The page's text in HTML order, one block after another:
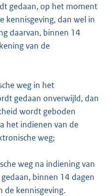
gedaan, op het moment
kennisgeving, dan wel in
daarvan, binnen 14
van de
weg in het
gedaan onverwijld, dan
wordt geboden
het indienen van de
weg;
weg na indiening van
binnen 14 dagen
de kennisgeving.